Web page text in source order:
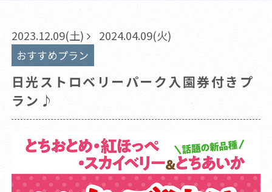
2023.12.09(土) 2024.04.09(火)
おすすめプラン
日光ストロベリーパーク入園券付きプ
ラン♪